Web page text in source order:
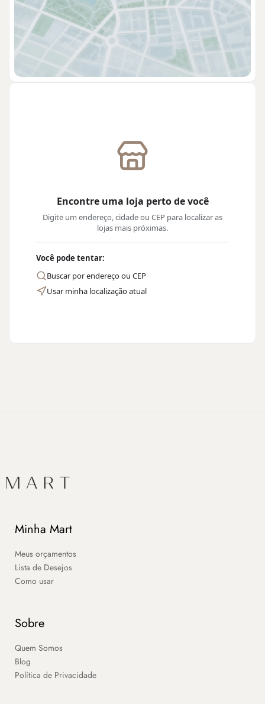
Encontre uma loja perto de você
Digite um endereço, cidade ou CEP para localizar as
lojas mais próximas.
Você pode tentar:
Buscar por endereço ou CEP
Usar minha localização atual
Minha Mart
Meus orçamentos
Lista de Desejos
Como usar
Sobre
Quem Somos
Blog
Política de Privacidade